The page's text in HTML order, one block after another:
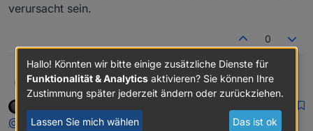
verursacht sein.
0
klassisch@asgothianVielen Dank für die Info. Schade, daß die
Telegramme zerlegt werden.
In meinem speziellen Fall kommt manchmal noch die
tranfertime dazu, die dann auch zuerst gesendet
Offline zuletzt editiert von
@ klassisch sagte inZigBee neue Version 1.4.4 :
Hallo! Könnten wir bitte einige zusätzliche Dienste für
Funktionalität & Analytics aktivieren? Sie können Ihre
Zustimmung später jederzeit ändern oder zurückziehen.
Lassen Sie mich wählen Das ist ok